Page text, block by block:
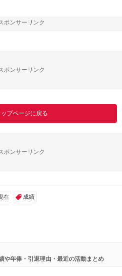
ポンサーリンク
ポンサーリンク
ップページに戻る
ポンサーリンク
在 成績
や年俸・引退理由・最近の活動まとめ